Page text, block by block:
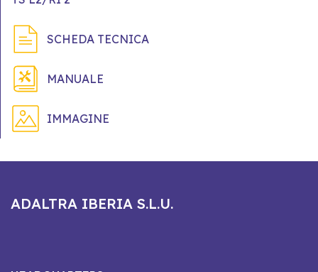
SCHEDA TECNICA
MANUALE
IMMAGINE
ADALTRA IBERIA S.L.U.